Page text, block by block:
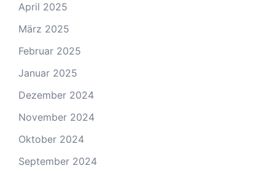
April 2025
März 2025
Februar 2025
Januar 2025
Dezember 2024
November 2024
Oktober 2024
September 2024